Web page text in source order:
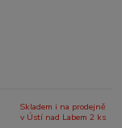
Skladem i na prodejně
v Ústí nad Labem 2 ks